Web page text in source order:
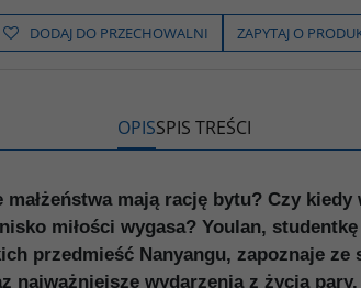
e
b
o
t
t
e
o
p
y
L
i
z
i
e
ę
DODAJ DO PRZECHOWALNI ZAPYTAJ O
OPISSPIS TREŚCI
mają rację bytu? Czy
miłości wygasa? Youlan,
przedmieść Nanyangu, zapoznaje
najważniejsze wydarzenia z życia